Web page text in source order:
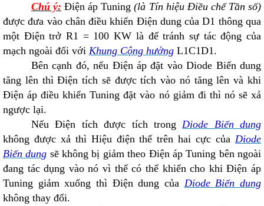
Chú ý: Điện áp Tuning(là Tín hiệu Điều chế Tần số)
được đưa vào chân điều khiển Điện dung của D1 thông qua
một Điện trở R1 = 100 KW là để tránh sự tác động của
mạch ngoài đối với Khung Cộng hưởng L1C1D1.
Bên cạnh đó, nếu Điện áp đặt vào Diode Biến dung
tăng lên thì Điện tích sẽ được tích vào nó tăng lên và khi
Điện áp điều khiển Tuning đặt vào nó giảm đi thì nó sẽ xả
ngược lại.
Nếu Điện tích được tích trongDiode Biến dung
không được xả thì Hiệu điện thế trên hai cực của Diode
Biến dung sẽ không bị giảm theo Điện áp Tuning bên ngoài
đang tác dụng vào nó vì thế có thể khiến cho khi Điện áp
Tuning giảm xuống thì Điện dung của Diode Biến dung
không thay đổi.